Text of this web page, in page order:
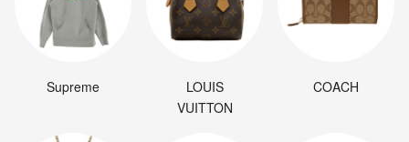
Supreme
LOUIS
VUITTON
COACH